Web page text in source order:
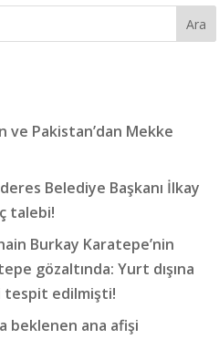
Ara
ve Pakistan’dan Mekke
Belediye Başkanı İlkay
talebi!
Burkay Karatepe’nin
gözaltında: Yurt dışına
tespit edilmişti!
beklenen ana afişi